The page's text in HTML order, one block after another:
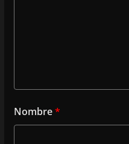
Nombre*